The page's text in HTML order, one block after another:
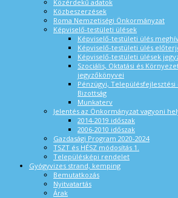
Közérdekű adatok
Közbeszerzések
Roma Nemzetiségi Önkormányzat
Képviselő-testületi ülések
Képviselő-testületi ülés
Képviselő-testületi ülés
Képviselő-testületi ülések
Szociális, Oktatási és
jegyzőkönyvei
Pénzügyi,
Bizottság
Munkaterv
Jelentés az Önkormányzat vagyoni
2014-2019 időszak
2006-2010 időszak
Gazdasági Program 2020-2024
TSZT és HÉSZ módosítás 1.
Településképi rendelet
Gyógyvizes strand, kemping
Bemutatkozás
Nyitvatartás
Árak